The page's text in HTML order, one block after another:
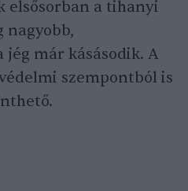
elsősorban a tihanyi
már kásásodik. A
szempontból is